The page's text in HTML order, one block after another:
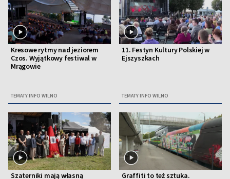
Kresowe rytmy nad jeziorem
Czos. Wyjątkowy festiwal w
Mrągowie
TEMATY INFO WILNO
11. Festyn Kultury Polskiej w
Ejszyszkach
TEMATY INFO WILNO
Szaterniki mają własną
Graffiti to też sztuka.